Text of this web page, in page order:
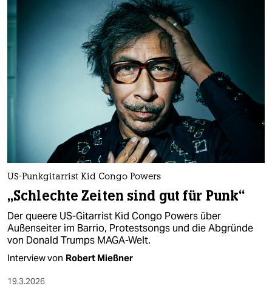
US-Punkgitarrist Kid Congo Powers
„Schlechte Zeiten sind gut für Punk“
Der queere US-Gitarrist Kid Congo Powers über
Außenseiter im Barrio, Protestsongs und die Abgründe
von Donald Trumps MAGA-Welt.
Interview von Robert Mießner
19.3.2026